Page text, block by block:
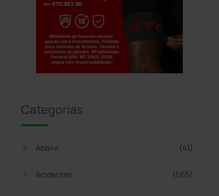
Categorias
Abaíra (41)
Acidentes (665)